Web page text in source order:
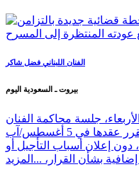
الفنان اللبناني فضل شاكر
بيروت ـ السعودية اليوم
جلسة محاكمة الفنان
اللبناني فضل شاكر، التي كانت مقرر عقدها في 5 أغسطس/آب
المقبل، دون إعلان أسباب التأجيل أو
بشأن القرار، ... المزيد